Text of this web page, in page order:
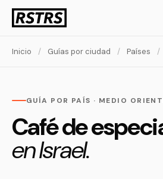
Inicio / Guías por ciudad / Países /
GUÍA POR PAÍS · MEDIO
Café de
en Israel.